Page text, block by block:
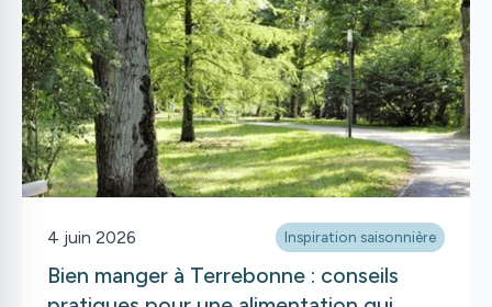
4 juin 2026 Inspiration saisonnière
Bien manger à Terrebonne : conseils